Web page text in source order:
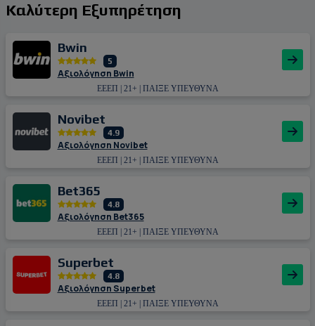
Καλύτερη Εξυπηρέτηση
Bwin
5
Αξιολόγηση Bwin
ΕΕΕΠ | 21+ | ΠΑΙΞΕ ΥΠΕΥΘΥΝΑ
Novibet
4.9
Αξιολόγηση Novibet
ΕΕΕΠ | 21+ | ΠΑΙΞΕ ΥΠΕΥΘΥΝΑ
Bet365
4.8
Αξιολόγηση Bet365
ΕΕΕΠ | 21+ | ΠΑΙΞΕ ΥΠΕΥΘΥΝΑ
Superbet
4.8
Αξιολόγηση Superbet
ΕΕΕΠ | 21+ | ΠΑΙΞΕ ΥΠΕΥΘΥΝΑ